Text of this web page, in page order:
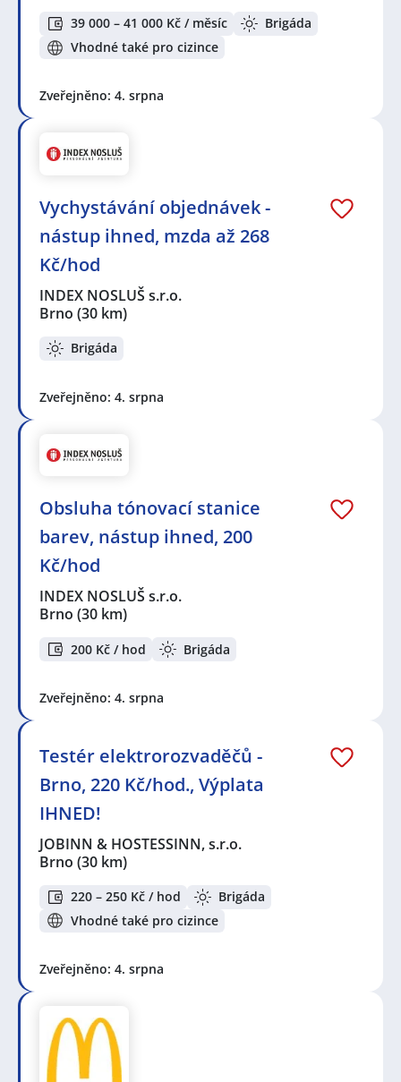
39 000 – 41 000 Kč / měsíc
Brigáda
Vhodné také pro cizince
Zveřejněno: 4. srpna
Vychystávání objednávek -
nástup ihned, mzda až 268
Kč/hod
INDEX NOSLUŠ s.r.o.
Brno (30 km)
Brigáda
Zveřejněno: 4. srpna
Obsluha tónovací stanice
barev, nástup ihned, 200
Kč/hod
INDEX NOSLUŠ s.r.o.
Brno (30 km)
200 Kč / hod Brigáda
Zveřejněno: 4. srpna
Testér elektrorozvaděčů -
Brno, 220 Kč/hod., Výplata
IHNED!
JOBINN & HOSTESSINN, s.r.o.
Brno (30 km)
220 – 250 Kč / hod
Brigáda
Vhodné také pro cizince
Zveřejněno: 4. srpna